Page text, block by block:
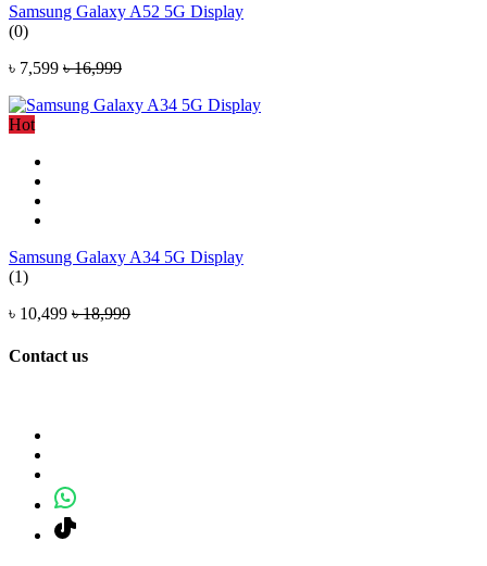
Samsung Galaxy A52 5G Display
(0)
৳ 7,599 ৳ 16,999
Hot
Samsung Galaxy A34 5G Display
(1)
৳ 10,499 ৳ 18,999
Contact us